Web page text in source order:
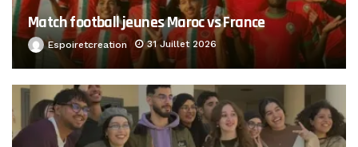
Match football jeunes Maroc vs France
Espoiretcreation 31 Juillet 2026